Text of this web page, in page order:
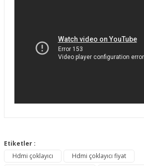
konularda yetersiz gördüğünüz noktaları
Görüş ve önerileriniz için teşekkür ederiz.
Etiketler :
Hdmi çoklayıcı
Hdmi çoklayıcı fiyat